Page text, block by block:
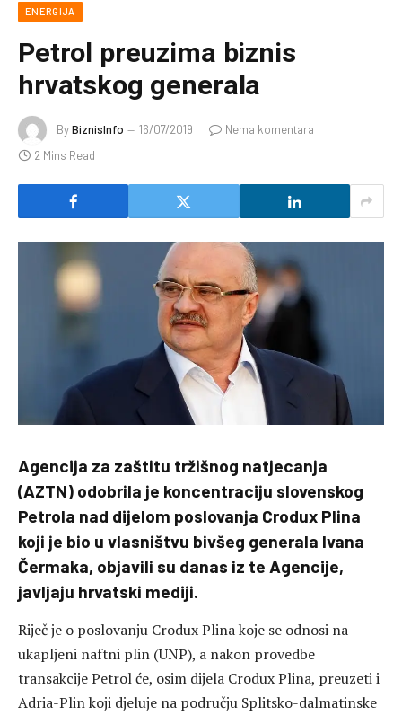
ENERGIJA
Petrol preuzima biznis
hrvatskog generala
ByBiznisInfo 16/07/2019
Nema komentara
2 Mins Read
Agencija za zaštitu tržišnog natjecanja
(AZTN) odobrila je koncentraciju slovenskog
Petrola nad dijelom poslovanja Crodux Plina
koji je bio u vlasništvu bivšeg generala Ivana
Čermaka, objavili su danas iz te Agencije,
javljaju hrvatski mediji.
Riječ je o poslovanju Crodux Plina koje se odnosi na
ukapljeni naftni plin (UNP), a nakon provedbe
transakcije Petrol će, osim dijela Crodux Plina, preuzeti i
Adria-Plin koji djeluje na području Splitsko-dalmatinske